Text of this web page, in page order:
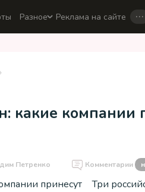
Разное Реклама на сайте …
какие компании
Петренко Комментарии
Три